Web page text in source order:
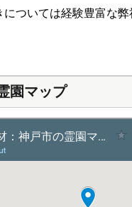
については経験豊富な
園マップ